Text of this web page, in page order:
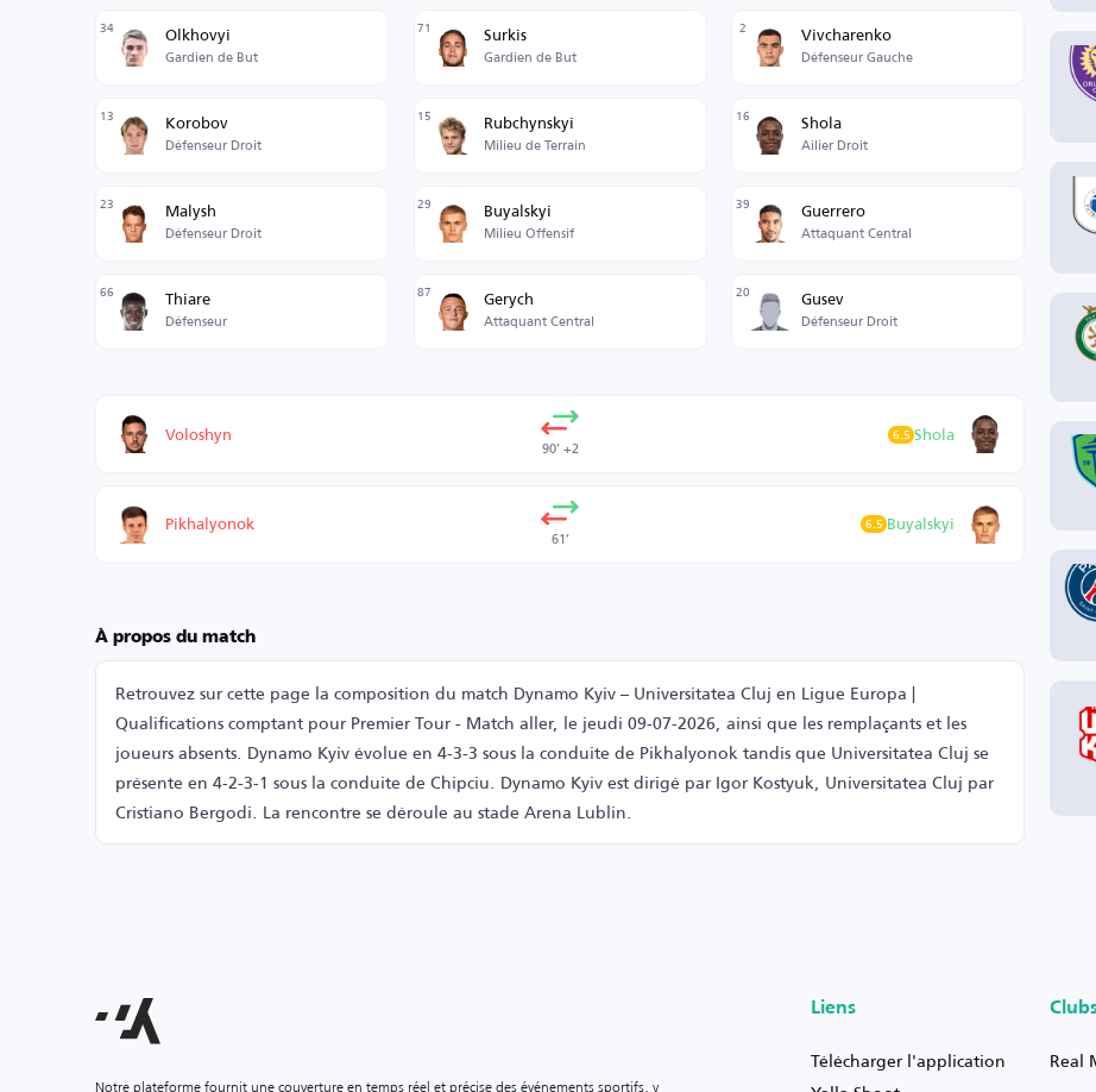
34 Olkhovyi
Gardien de But
71 Surkis
Gardien de But
2 Vivcharenko
Défenseur Gauche
13 Korobov
Défenseur Droit
15 Rubchynskyi
Milieu de Terrain
16 Shola
Ailier Droit
23 Malysh
Défenseur Droit
29 Buyalskyi
Milieu Offensif
39 Guerrero
Attaquant Central
66 Thiare
Défenseur
87 Gerych
Attaquant Central
20 Gusev
Défenseur Droit
Voloshyn 90’ +2 Shola
6.5
Pikhalyonok 61’ Buyalskyi
6.5
À propos du match
Retrouvez sur cette page la composition du match Dynamo Kyiv – Universitatea Cluj en Ligue Europa |
Qualifications comptant pour Premier Tour - Match aller, le jeudi 09-07-2026, ainsi que les remplaçants et les
joueurs absents. Dynamo Kyiv évolue en 4-3-3 sous la conduite de Pikhalyonok tandis que Universitatea Cluj se
présente en 4-2-3-1 sous la conduite de Chipciu. Dynamo Kyiv est dirigé par Igor Kostyuk, Universitatea Cluj par
Cristiano Bergodi. La rencontre se déroule au stade Arena Lublin.
Liens
Télécharger l'application
Real